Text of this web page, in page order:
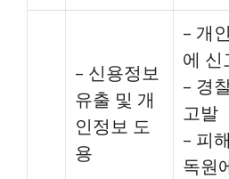
– 신용정보
유출 및 개
인정보 도
용
– 개
에 신
– 경
고발
– 피
독원